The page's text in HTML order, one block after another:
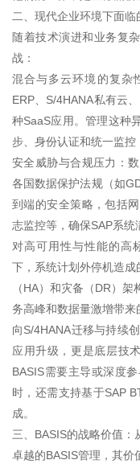
二、现代企业环境下面临
随着技术演进和业务复
战：
混合与多云环境的复杂
ERP、S/4HANA私有云
种SaaS应用。管理这种
步、身份认证和统一监控
安全威胁与合规压力：
各国数据保护法规（如
到端的安全策略，包括
志监控等，确保SAP系统
对高可用性与性能的高
下，系统计划外停机造成
（HA）和灾备（DR）
务高峰和数据量激增带来
向S/4HANA迁移与持续
应用升级，更是底层技
BASIS需要主导或深度
时，还需支持基于SAP
成。
三、BASIS的战略价值
卓越的BASIS管理，其价